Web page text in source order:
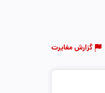
گزارش مغایرت